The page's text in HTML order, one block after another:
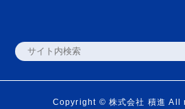
Copyright © 株式会社 積進